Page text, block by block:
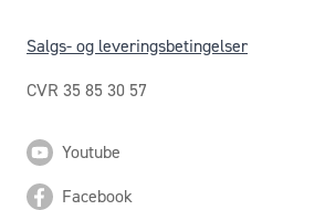
Salgs- og leveringsbetingelser
CVR 35 85 30 57
Youtube
Facebook